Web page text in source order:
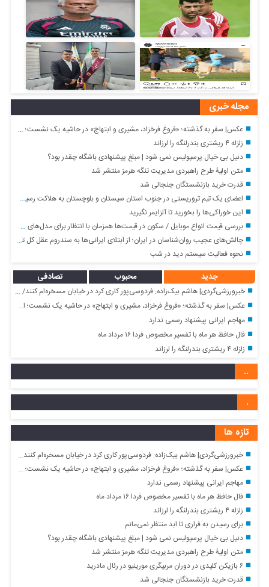
مجله خبری
عکس| سفر به گذشته؛ «فروغ فرخزاد، مشیری و ابتهاج» در حاشیه یک نشست؛ اوایل دهه ۴۰
زلزله ۴ ریشتری بندرلنگه را لرزاند
دنیل بی خیال پرسپولیس نمی شود | مبلغ پیشنهادی باشگاه چقدر بود؟
متن اولیۀ طرح راهبردی مدیریت تنگه هرمز منتشر شد
قدرت خرید بازنشستگان جنجالی شد
اعضای یک تیم تروریستی در جنوب استان سیستان و بلوچستان به هلاکت رسیدند
این خوراکی‌ها را بخورید تا آلزایمر نگیرید
بررسی قیمت انواع موبایل / سکون در قیمت‌ها همزمان با انتظار برای مدل‌های جدید
چالش‌های عجیب روان‌شناسان در ایران؛ از ابتلای ایرانی‌ها به سندروم عقل کل تا مقصران همیشه غایب ماجرا
نحوه فعالیت سیستم دید در شب
جدید محبوب تصادفی
خبرورزشی‌گردی| هاشم بیک‌زاده: فردوسی‌پور کاری کرد در خیابان مسخره‌ام کنند/ چهره خوبی دارم و می‌خواهم از فوتبال به سینما بروم!
عکس| سفر به گذشته؛ «فروغ فرخزاد، مشیری و ابتهاج» در حاشیه یک نشست؛ اوایل دهه ۴۰
مهاجم ایرانی پیشنهاد رسمی ندارد
فال حافظ هر ماه با تفسیر مخصوص فردا ۱۶ مرداد ماه
زلزله ۴ ریشتری بندرلنگه را لرزاند
..
.
تازه ها
خبرورزشی‌گردی| هاشم بیک‌زاده: فردوسی‌پور کاری کرد در خیابان مسخره‌ام کنند/ چهره خوبی دارم و می‌خواهم از فوتبال به سینما بروم!
عکس| سفر به گذشته؛ «فروغ فرخزاد، مشیری و ابتهاج» در حاشیه یک نشست؛ اوایل دهه ۴۰
مهاجم ایرانی پیشنهاد رسمی ندارد
فال حافظ هر ماه با تفسیر مخصوص فردا ۱۶ مرداد ماه
زلزله ۴ ریشتری بندرلنگه را لرزاند
برای رسیدن به فراری تا ابد منتظر نمی‌مانم
دنیل بی خیال پرسپولیس نمی شود | مبلغ پیشنهادی باشگاه چقدر بود؟
متن اولیۀ طرح راهبردی مدیریت تنگه هرمز منتشر شد
۶ بازیکن کلیدی در دوران مربیگری مورینیو در رئال مادرید
قدرت خرید بازنشستگان جنجالی شد